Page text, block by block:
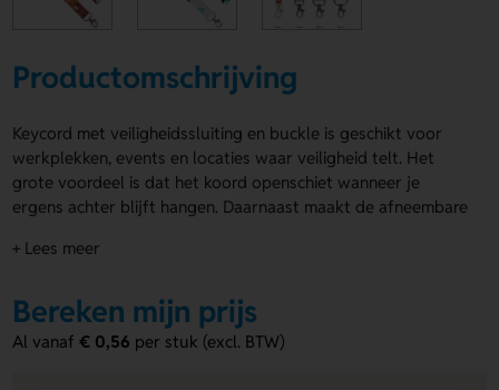
Productomschrijving
Keycord met veiligheidssluiting en buckle is geschikt voor
werkplekken, events en locaties waar veiligheid telt. Het
grote voordeel is dat het koord openschiet wanneer je
ergens achter blijft hangen. Daarnaast maakt de afneembare
koppelen. Gemaakt van fijn polyester. Je kiest standaard
bestaat uit 80 cm + 12 cm en is 2 cm breed (andere breedtes
op aanvraag). De keycords worden all-over bedrukt met full
colour sublimatie met jouw ontwerp. Enkel- of dubbelzijdig,
+ Lees meer
Bereken mijn prijs
Al vanaf€ 0,56 per stuk (excl. BTW)